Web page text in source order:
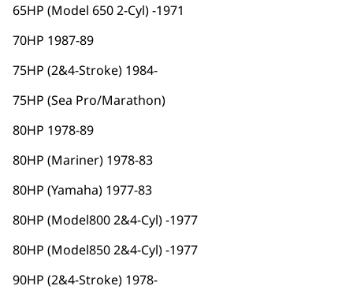
65HP (Model 650 2-Cyl) -1971
70HP 1987-89
75HP (2&4-Stroke) 1984-
75HP (Sea Pro/Marathon)
80HP 1978-89
80HP (Mariner) 1978-83
80HP (Yamaha) 1977-83
80HP (Model800 2&4-Cyl) -1977
80HP (Model850 2&4-Cyl) -1977
90HP (2&4-Stroke) 1978-